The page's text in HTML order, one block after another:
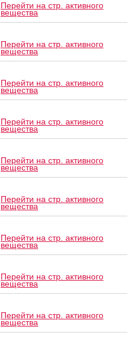
Перейти на стр. активного
вещества
Перейти на стр. активного
вещества
Перейти на стр. активного
вещества
Перейти на стр. активного
вещества
Перейти на стр. активного
вещества
Перейти на стр. активного
вещества
Перейти на стр. активного
вещества
Перейти на стр. активного
вещества
Перейти на стр. активного
вещества